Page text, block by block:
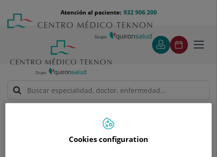
contenido
Menú
teléfono
cabecera
932 906 200
Atención al paciente:
Solicitud de visita
Solicitud de visita
Cookies configuration